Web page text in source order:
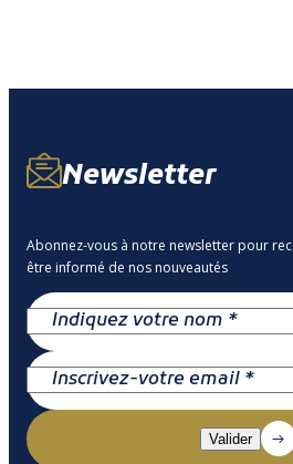
Newsletter
Abonnez-vous à notre newsletter pour
être informé de nos nouveautés